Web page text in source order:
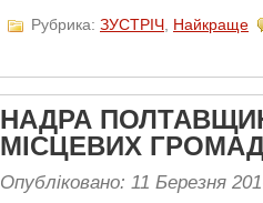
Рубрика: ЗУСТРІЧ Найкраще
НАДРА
МІСЦЕВИХ
Опубліковано: 11 Березня